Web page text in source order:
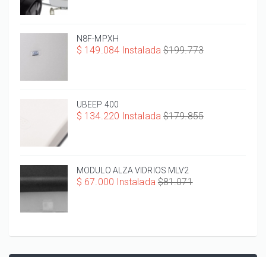
N8F-MPXH
$ 149.084 Instalada $199.773
UBEEP 400
$ 134.220 Instalada $179.855
MODULO ALZA VIDRIOS MLV2
$ 67.000 Instalada $81.071